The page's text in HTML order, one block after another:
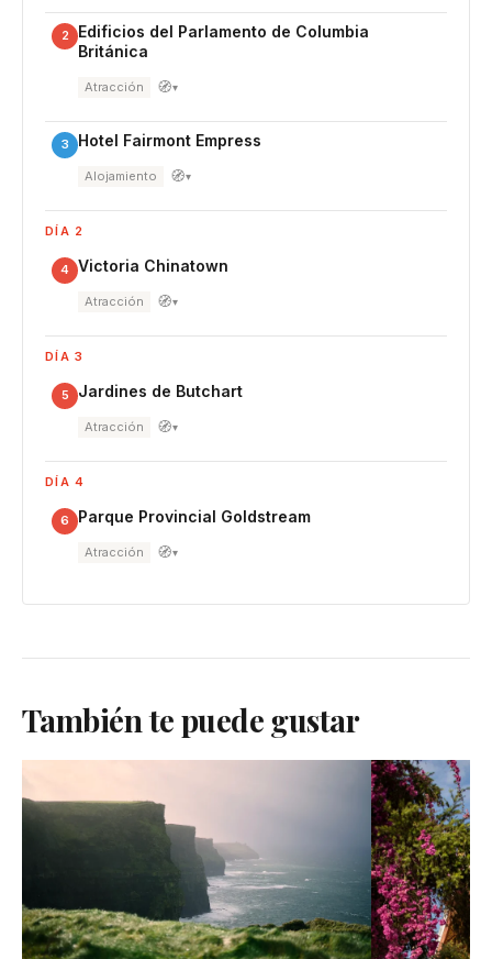
2
Edificios del Parlamento de Columbia
Británica
Atracción 🧭▾
3 Hotel Fairmont Empress
Alojamiento 🧭▾
DÍA 2
4 Victoria Chinatown
Atracción 🧭▾
DÍA 3
5 Jardines de Butchart
Atracción 🧭▾
DÍA 4
6 Parque Provincial Goldstream
Atracción 🧭▾
También te puede gustar